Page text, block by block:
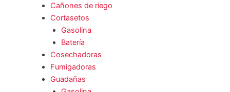
Cañones de riego
Cortasetos
Gasolina
Batería
Cosechadoras
Fumigadoras
Guadañas